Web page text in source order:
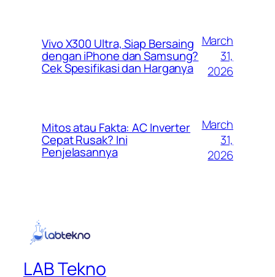
Vivo X300 Ultra, Siap Bersaing
dengan iPhone dan Samsung?
Cek Spesifikasi dan Harganya
March
31,
2026
Mitos atau Fakta: AC Inverter
Cepat Rusak? Ini
Penjelasannya
March
31,
2026
LAB Tekno